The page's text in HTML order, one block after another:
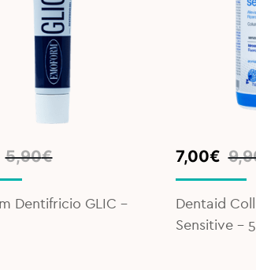
5,90€
Dentifricio GLIC –
Original
price
9,90€.
7,00€
Current
price
7,00€.
Dentaid
Sensitive –